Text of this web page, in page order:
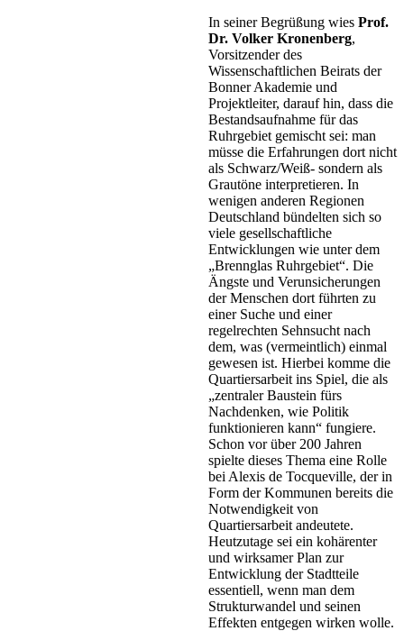
In seiner Begrüßung wies Prof.
Dr. Volker Kronenberg,
Vorsitzender des
Wissenschaftlichen Beirats der
Bonner Akademie und
Projektleiter, darauf hin, dass die
Bestandsaufnahme für das
Ruhrgebiet gemischt sei: man
müsse die Erfahrungen dort nicht
als Schwarz/Weiß- sondern als
Grautöne interpretieren. In
wenigen anderen Regionen
Deutschland bündelten sich so
viele gesellschaftliche
Entwicklungen wie unter dem
„Brennglas Ruhrgebiet“. Die
Ängste und Verunsicherungen
der Menschen dort führten zu
einer Suche und einer
regelrechten Sehnsucht nach
dem, was (vermeintlich) einmal
gewesen ist. Hierbei komme die
Quartiersarbeit ins Spiel, die als
„zentraler Baustein fürs
Nachdenken, wie Politik
funktionieren kann“ fungiere.
Schon vor über 200 Jahren
spielte dieses Thema eine Rolle
bei Alexis de Tocqueville, der in
Form der Kommunen bereits die
Notwendigkeit von
Quartiersarbeit andeutete.
Heutzutage sei ein kohärenter
und wirksamer Plan zur
Entwicklung der Stadtteile
essentiell, wenn man dem
Strukturwandel und seinen
Effekten entgegen wirken wolle.